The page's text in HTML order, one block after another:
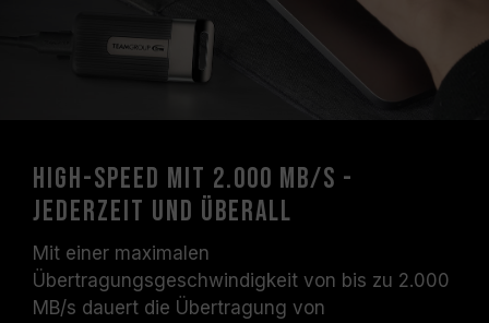
High-Speed mit 2.000 MB/s -
jederzeit und überall
Mit einer maximalen
Übertragungsgeschwindigkeit von bis zu 2.000
MB/s dauert die Übertragung von